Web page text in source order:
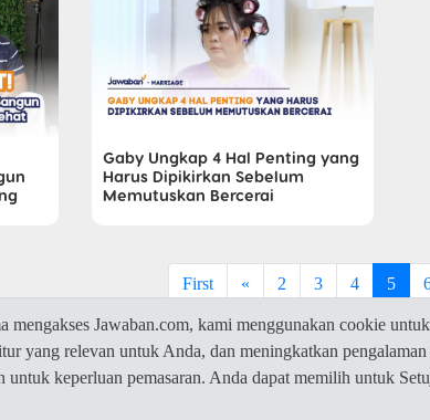
Gaby Ungkap 4 Hal Penting yang
Harus Dipikirkan Sebelum
Memutuskan Bercerai
First « 2 3 4 5
mengakses Jawaban.com, kami menggunakan cookie
yang relevan untuk Anda, dan meningkatkan
keperluan pemasaran. Anda dapat memilih untuk
© 2026